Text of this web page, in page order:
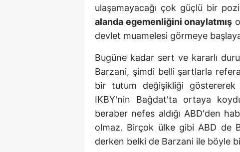
ulaşamayacağı çok güçlü bir
alanda egemenliğini onaylatmış
devlet muamelesi görmeye
Bugüne kadar sert ve kararlı
Barzani, şimdi belli şartlarla
bir tutum değişikliği
IKBY'nin Bağdat'ta ortaya
beraber nefes aldığı ABD'den
olmaz. Birçok ülke gibi ABD de
derken belki de Barzani ile böyle